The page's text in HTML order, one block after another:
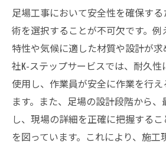
足場工事において安全性を確保す
術を選択することが不可欠です。
特性や気候に適した材質や設計が
社K-ステップサービスでは、耐久性
使用し、作業員が安全に作業を行
ます。また、足場の設計段階から、
し、現場の詳細を正確に把握する
を図っています。これにより、施